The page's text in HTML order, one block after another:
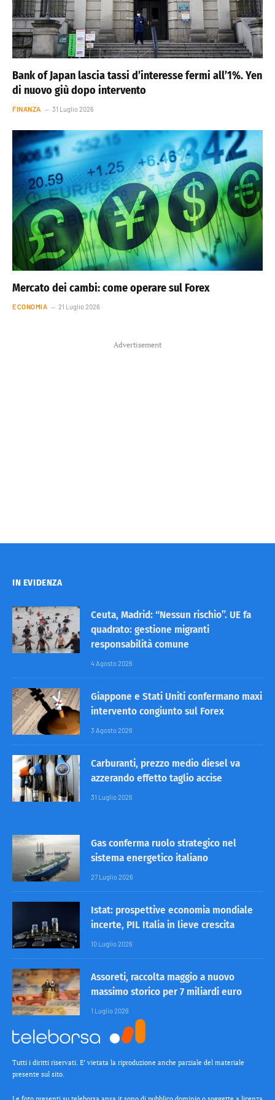
Bank of Japan lascia tassi d’interesse fermi all’1%. Yen
di nuovo giù dopo intervento
FINANZA 31 Luglio 2026
Mercato dei cambi: come operare sul Forex
ECONOMIA 21 Luglio 2026
Advertisement
IN EVIDENZA
Ceuta, Madrid: “Nessun rischio”. UE fa
quadrato: gestione migranti
responsabilità comune
4 Agosto 2026
Giappone e Stati Uniti confermano maxi
intervento congiunto sul Forex
3 Agosto 2026
Carburanti, prezzo medio diesel va
azzerando effetto taglio accise
31 Luglio 2026
Gas conferma ruolo strategico nel
sistema energetico italiano
27 Luglio 2026
Istat: prospettive economia mondiale
incerte, PIL Italia in lieve crescita
10 Luglio 2026
Assoreti, raccolta maggio a nuovo
massimo storico per 7 miliardi euro
1 Luglio 2026
Tutti i diritti riservati. E’ vietata la riproduzione anche parziale del materiale
presente sul sito.